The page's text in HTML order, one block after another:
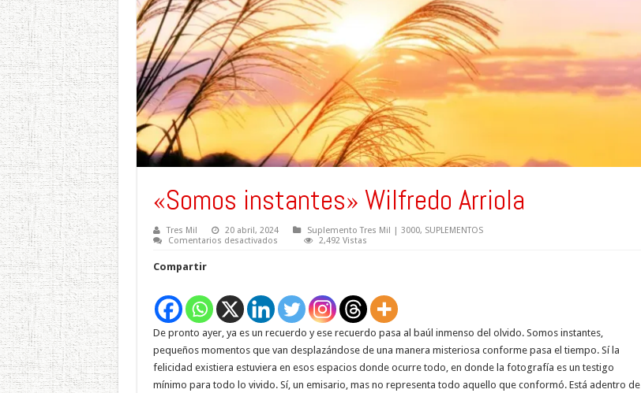
«Somos instantes» Wilfredo Arriola
Tres Mil 20 abril, 2024 Suplemento Tres Mil | 3000, SUPLEMENTOS
Comentarios desactivadosen
2,492 Vistas
Compartir
De pronto ayer, ya es un recuerdo y ese recuerdo pasa al baúl inmenso del olvido. Somos instantes,
pequeños momentos que van desplazándose de una manera misteriosa conforme pasa el tiempo. Sí la
felicidad existiera estuviera en esos espacios donde ocurre todo, en donde la fotografía es un testigo
mínimo para todo lo vivido. Sí, un emisario, mas no representa todo aquello que conformó. Está adentro de